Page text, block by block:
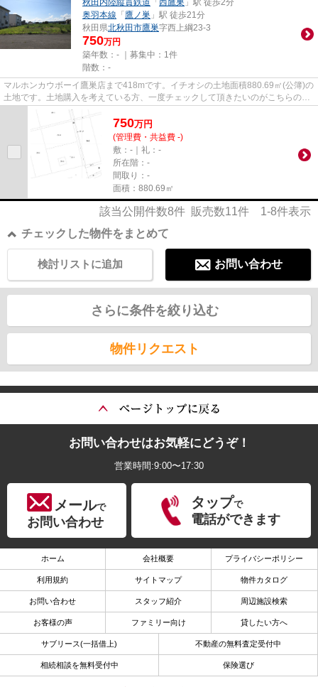
秋田内陸縦貫鉄道 「 西鷹巣 」駅 徒歩2分
奥羽本線 「 鷹ノ巣 」駅 徒歩21分
秋田県北秋田市鷹巣字西上綱23-3
750万円
築年数：- ｜募集中： 1件
階数：-
マルホンカウボーイ鷹巣店まで418mです。イチオシの土地面積880.69㎡(公簿)の
土地です。土地購入を考えている方、一度チェックして頂きたいのがこちらの売
地です。住まい探しの不安を...
750万円
(管理費・共益費 -)
敷：-｜礼：-
所在階：-
間取り：-
面積：880.69㎡
該当公開件数8件 販売数11件 1-8件表示
チェックした物件をまとめて
お問い合わせ
検討リストに追加
さらに条件を絞り込む
物件リクエスト
お問い合わせはお気軽にどうぞ！
営業時間:9:00〜17:30
メールで
お問い合わせ
タップで
電話ができます
ホーム 会社概要 プライバシーポリシー
利用規約 サイトマップ 物件カタログ
お問い合わせ スタッフ紹介 周辺施設検索
お客様の声 ファミリー向け 貸したい方へ
サブリース(一括借上) 不動産の無料査定受付中
相続相談を無料受付中 保険選び